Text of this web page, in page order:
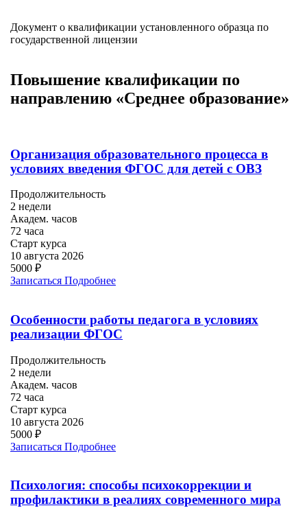
Документ о квалификации установленного образца по
государственной лицензии
Повышение квалификации по
направлению «Среднее образование»
Организация образовательного процесса в
условиях введения ФГОС для детей с ОВЗ
Продолжительность
2 недели
Академ. часов
72 часа
Старт курса
10 августа 2026
5000 ₽
Записаться Подробнее
Особенности работы педагога в условиях
реализации ФГОС
Продолжительность
2 недели
Академ. часов
72 часа
Старт курса
10 августа 2026
5000 ₽
Записаться Подробнее
Психология: способы психокоррекции и
профилактики в реалиях современного мира